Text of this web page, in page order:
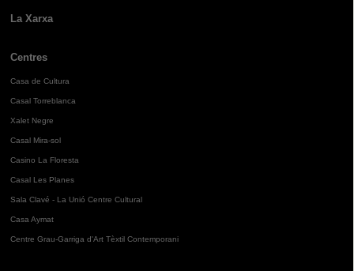
La Xarxa
Centres
Casa de Cultura
Casal Torreblanca
Xalet Negre
Casal Mira-sol
Casino La Floresta
Casal Les Planes
Sala Clavé - La Unió Centre Cultural
Casa Aymat
Centre Grau-Garriga d'Art Tèxtil Contemporani